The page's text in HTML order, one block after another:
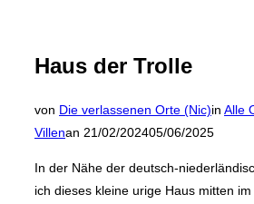
Haus der Trolle
von Die verlassenen Orte (Nic)in Alle
Villenan Veröffentlicht
21/02/202405/06/2025
In der Nähe der deutsch-
ich dieses kleine urige Haus mitten